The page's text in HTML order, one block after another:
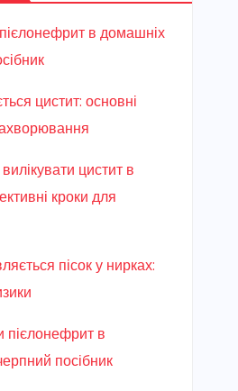
в домашніх
цистит: основні
цистит в
кроки для
пісок у нирках:
пієлонефрит в
посібник